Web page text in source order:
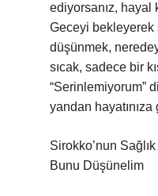
ediyorsanız, hayal
Geceyi
düşünmek,
sıcak, sadece bir
“Serinlemiyorum”
yandan hayatınıza
Sirokko’nun
Bunu Düşünelim